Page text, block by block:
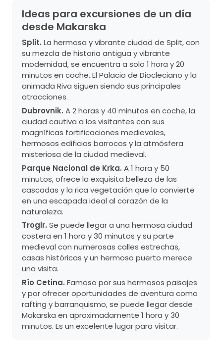
Ideas para excursiones de un día
desde Makarska
Split. La hermosa y vibrante ciudad de Split, con
su mezcla de historia antigua y vibrante
modernidad, se encuentra a solo 1 hora y 20
minutos en coche. El Palacio de Diocleciano y la
animada Riva siguen siendo sus principales
atracciones.
Dubrovnik. A 2 horas y 40 minutos en coche, la
ciudad cautiva a los visitantes con sus
magníficas fortificaciones medievales,
hermosos edificios barrocos y la atmósfera
misteriosa de la ciudad medieval.
Parque Nacional de Krka. A 1 hora y 50
minutos, ofrece la exquisita belleza de las
cascadas y la rica vegetación que lo convierte
en una escapada ideal al corazón de la
naturaleza.
Trogir. Se puede llegar a una hermosa ciudad
costera en 1 hora y 30 minutos y su parte
medieval con numerosas calles estrechas,
casas históricas y un hermoso puerto merece
una visita.
Río Cetina. Famoso por sus hermosos paisajes
y por ofrecer oportunidades de aventura como
rafting y barranquismo, se puede llegar desde
Makarska en aproximadamente 1 hora y 30
minutos. Es un excelente lugar para visitar.